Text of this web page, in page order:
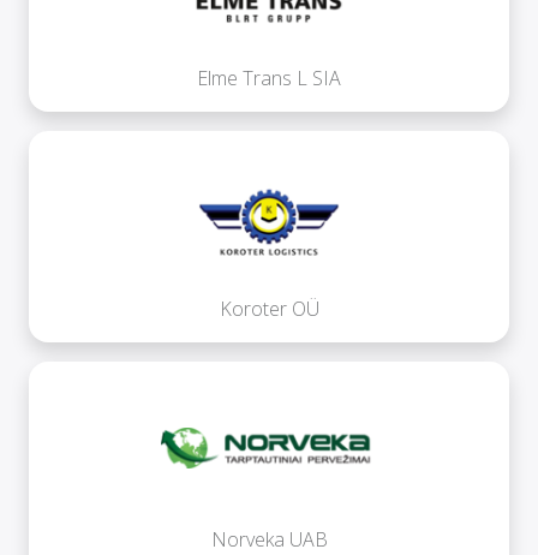
Elme Trans L SIA
Koroter OÜ
Norveka UAB